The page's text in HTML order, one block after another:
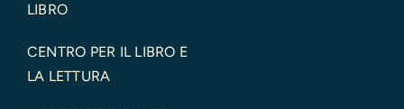
LIBRO
CENTRO PER IL LIBRO E
LA LETTURA